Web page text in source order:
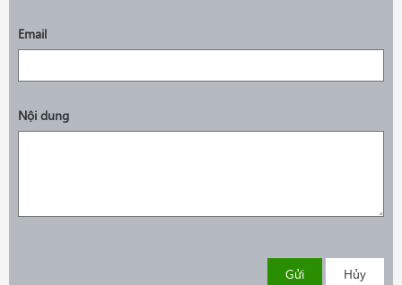
Email
Nội dung
Gửi Hủy